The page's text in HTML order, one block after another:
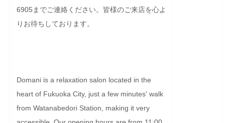
6905までご連絡ください。皆様のご来店を心よ
りお待ちしております。
Domani is a relaxation salon located in the
heart of Fukuoka City, just a few minutes' walk
from Watanabedori Station, making it very